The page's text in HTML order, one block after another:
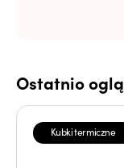
Ostatnio
Kubki termiczne